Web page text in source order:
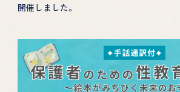
開催しました。